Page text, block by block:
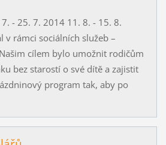
- 25. 7. 2014 11. 8. - 15. 8.
rámci sociálních služeb –
cílem bylo umožnit rodičům
bez starostí o své dítě a zajistit
program tak, aby po